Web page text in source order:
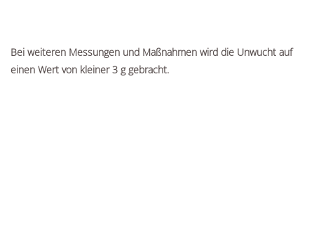
Bei weiteren Messungen und Maßnahmen wird die Unwucht auf
einen Wert von kleiner 3 g gebracht.